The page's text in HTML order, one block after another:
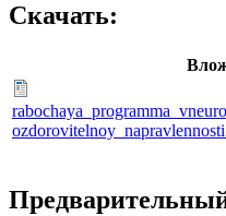
Скачать: